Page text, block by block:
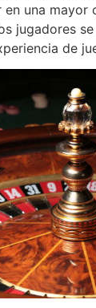
una mayor
jugadores
de